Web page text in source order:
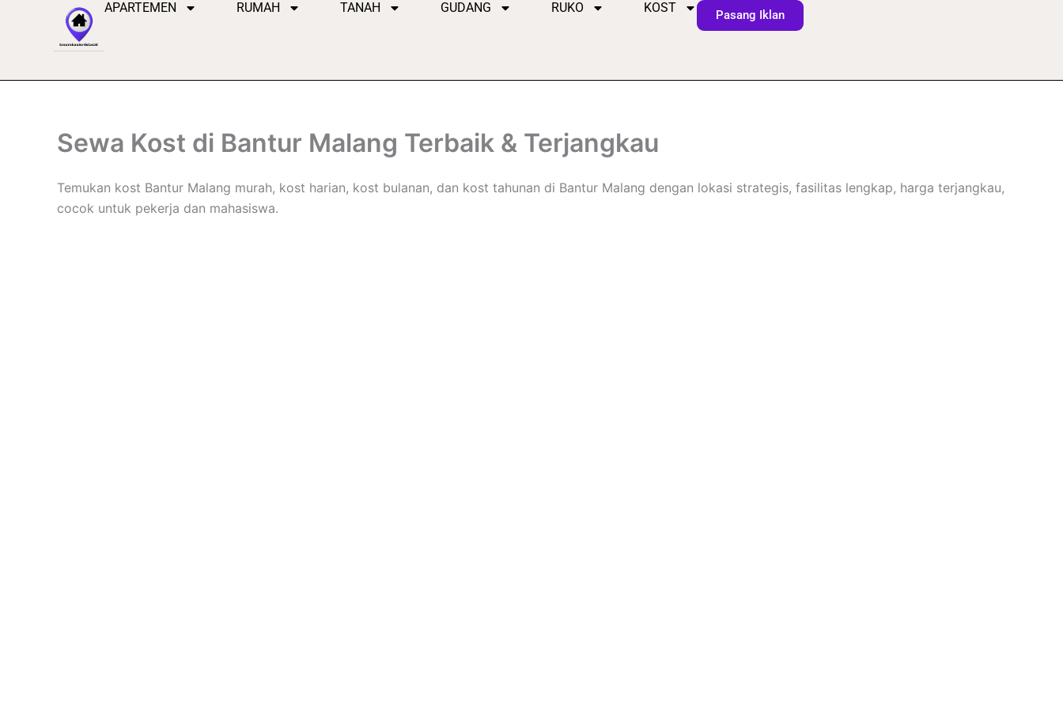
APARTEMEN RUMAH TANAH GUDANG RUKO KOST Pasang Iklan
Sewa Kost di Bantur Malang Terbaik & Terjangkau
Temukan kost Bantur Malang murah, kost harian, kost bulanan, dan kost tahunan di Bantur Malang dengan lokasi strategis, fasilitas lengkap, harga terjangkau,
cocok untuk pekerja dan mahasiswa.